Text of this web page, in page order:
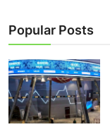
Popular Posts